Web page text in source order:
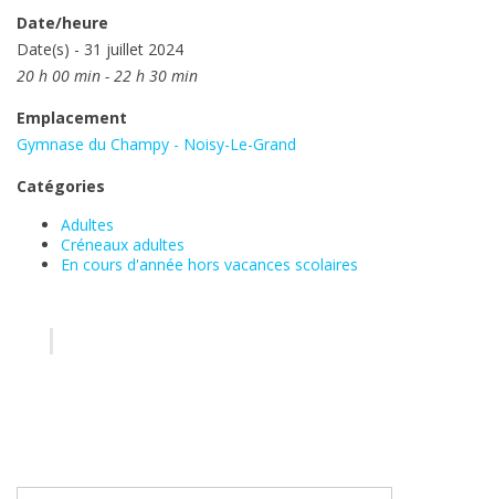
Date/heure
Date(s) - 31 juillet 2024
20 h 00 min - 22 h 30 min
Emplacement
Gymnase du Champy - Noisy-Le-Grand
Catégories
Adultes
Créneaux adultes
En cours d'année hors vacances scolaires